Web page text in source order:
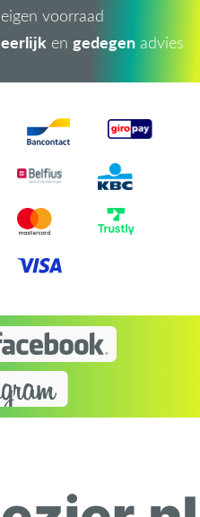
eigen voorraad
eerlijk en gedegen advies